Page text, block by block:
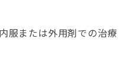
服または外用剤での治療